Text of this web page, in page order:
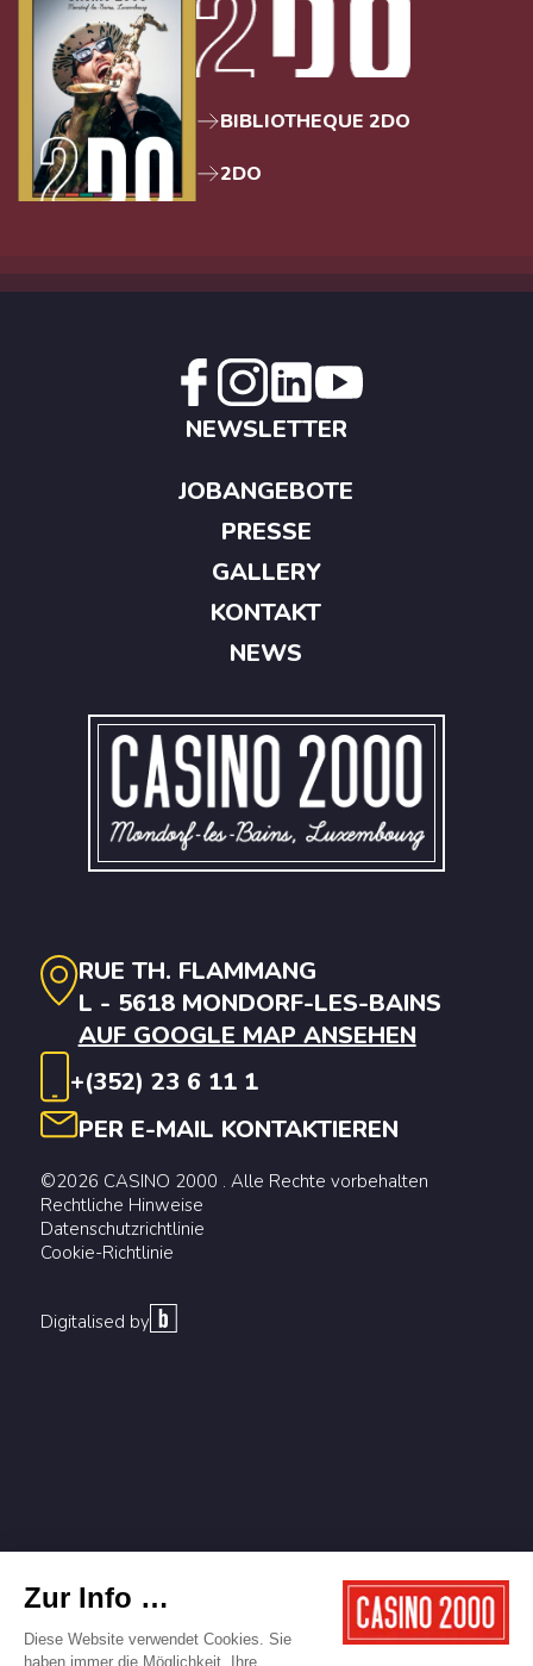
BIBLIOTHEQUE 2DO
2DO
RUE TH. FLAMMANG
L - 5618 MONDORF-LES-BAINS
AUF GOOGLE MAP ANSEHEN
+(352) 23 6 11 1
PER E-MAIL KONTAKTIEREN
©2026 CASINO 2000 . Alle Rechte vorbehalten
Rechtliche Hinweise
Datenschutzrichtlinie
Cookie-Richtlinie
Digitalised by
NEWSLETTER
JOBANGEBOTE
PRESSE
GALLERY
KONTAKT
NEWS